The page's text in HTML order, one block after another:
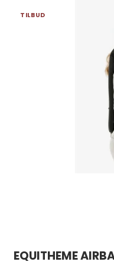
TILBUD
EQUITHEME